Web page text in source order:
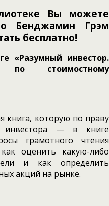
Вы можете
Бенджамин Грэм
бесплатно!
«Разумный инвестор.
по стоимостному
книга, которую по праву
инвестора — в книге
грамотного чтения
как оценить какую-либо
и как определить
акций на рынке.